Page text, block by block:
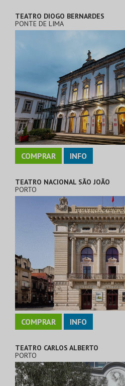
TEATRO DIOGO BERNARDES
PONTE DE LIMA
COMPRAR INFO
TEATRO NACIONAL SÃO JOÃO
PORTO
COMPRAR INFO
TEATRO CARLOS ALBERTO
PORTO